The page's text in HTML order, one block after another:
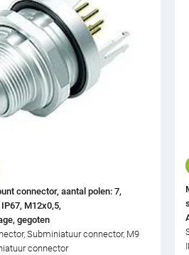
connector, aantal polen: 7,
M12x0,5,
gegoten
Subminiatuur connector, M9
connector